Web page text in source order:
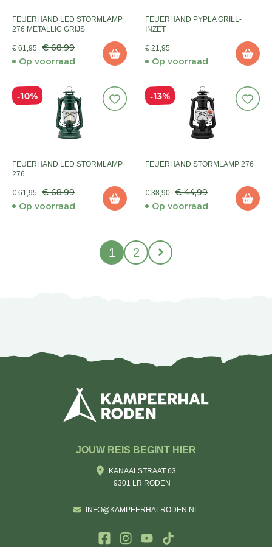
FEUERHAND LED STORMLAMP
276 METALLIC GRIJS
€ 61,95
€ 68,99
Op voorraad
FEUERHAND PYPLA GRILL-
INZET
€ 21,95
Op voorraad
10%
FEUERHAND LED STORMLAMP
276
€ 61,95
€ 68,99
Op voorraad
13%
FEUERHAND STORMLAMP 276
€ 38,90 € 44,99
Op voorraad
1 2
JOUW REIS BEGINT HIER
KANAALSTRAAT 63
9301 LR RODEN
INFO@KAMPEERHALRODEN.NL